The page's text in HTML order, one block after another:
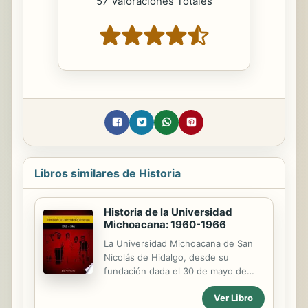
Libros similares de Historia
Historia de la Universidad
Michoacana: 1960-1966
La Universidad Michoacana de San
Nicolás de Hidalgo, desde su
fundación dada el 30 de mayo de
1918 hasta los tiempos actuales, ha
transitado por momentos
Ver Libro